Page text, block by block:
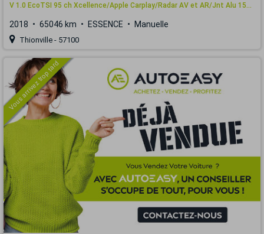
V 1.0 EcoTSI 95 ch Xcellence/Apple Carplay/Radar AV et AR/Jnt Alu 15...
2018 65046 km ESSENCE Manuelle
Thionville - 57100
Vous arrivez trop tard